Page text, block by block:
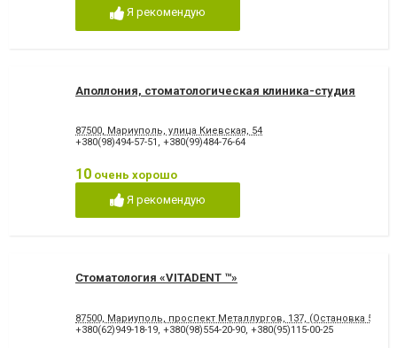
Я рекомендую
Аполлония, стоматологическая клиника-студия
87500, Мариуполь, улица Киевская, 54
+380(98)494-57-51 , +380(99)484-76-64
10 очень хорошо
Я рекомендую
Стоматология «VITADENT ™»
87500, Мариуполь, проспект Металлургов, 137, (Остановка 5-
+380(62)949-18-19 +380(98)554-20-90 +380(95)115-00-25